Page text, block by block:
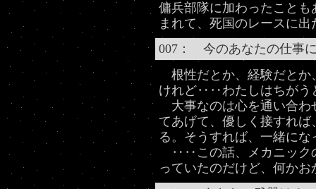
傭兵部隊に加わったこと
まれて、死国のレースに
007： 今のあなたの仕事
根性だとか、経験だとか
けれど‥‥わたしはちがう
大事なのは心を通い合わ
てあげて、優しく接すれ
る。そうすれば、一緒に
‥‥この話、メカニック
っていたのだけど、何かお